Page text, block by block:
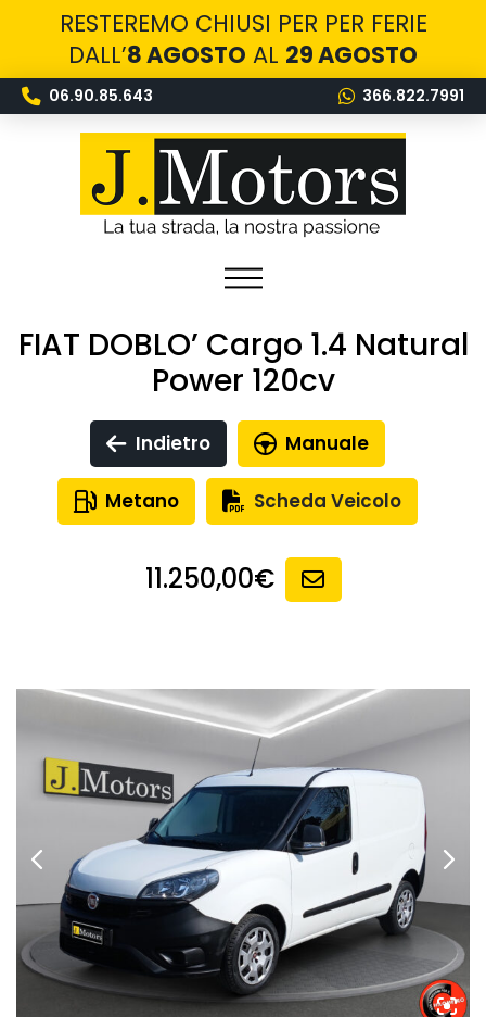
RESTEREMO CHIUSI PER PER FERIE
DALL’8 AGOSTO AL 29 AGOSTO
06.90.85.643 366.822.7991
FIAT DOBLO’ Cargo 1.4 Natural
Power 120cv
Indietro Manuale
Metano Scheda Veicolo
11.250,00€